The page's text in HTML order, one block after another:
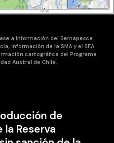
a información del Sernapesca
información de la SMA y el SEA
cartográfica del Programa
Austral de Chile.
de
Reserva